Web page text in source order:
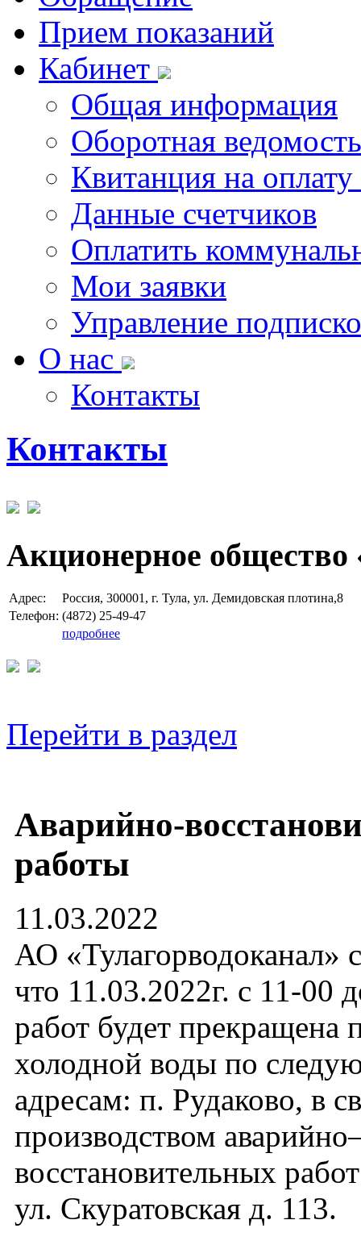
Прием показаний
Кабинет
Общая информация
Оборотная ведомость
Квитанция на
Данные счетчиков
Оплатить
Мои заявки
Управление
О нас
Контакты
Контакты
Акционерное общество
Адрес:
Россия, 300001, г. Тула, ул. Демидовская плотина,8
Телефон: (4872) 25-49-47
подробнее
Перейти в раздел
Аварийно-
работы
11.03.2022
АО «Тулагорводоканал»
что 11.03.2022г. с 11-00
работ будет прекращена
холодной воды по
адресам: п. Рудаково, в
производством
восстановительных
ул. Скуратовская д. 113.